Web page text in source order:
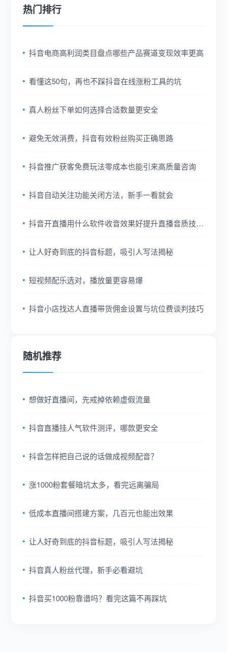
热门排行
抖音电商高利润类目盘点哪些产品赛道变现效率更高
看懂这50句，再也不踩抖音在线涨粉工具的坑
真人粉丝下单如何选择合适数量更安全
避免无效消费，抖音有效粉丝购买正确思路
抖音推广获客免费玩法零成本也能引来高质量咨询
抖音自动关注功能关闭方法，新手一看就会
抖音开直播用什么软件收音效果好提升直播音质技巧
让人好奇到底的抖音标题，吸引人写法揭秘
短视频配乐选对，播放量更容易爆
抖音小店找达人直播带货佣金设置与坑位费谈判技巧
随机推荐
想做好直播间，先戒掉依赖虚假流量
抖音直播挂人气软件测评，哪款更安全
抖音怎样把自己说的话做成视频配音？
涨1000粉套餐暗坑太多，看完远离骗局
低成本直播间搭建方案，几百元也能出效果
让人好奇到底的抖音标题，吸引人写法揭秘
抖音真人粉丝代理，新手必看避坑
抖音买1000粉靠谱吗？看完这篇不再踩坑